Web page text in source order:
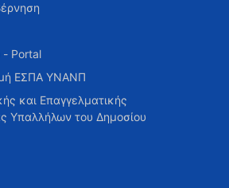
- Portal
ΕΣΠΑ ΥΝΑΝΠ
και Επαγγελματικής
Υπαλλήλων του Δημοσίου